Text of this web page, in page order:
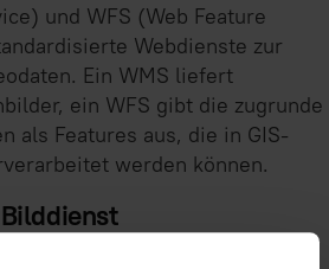
und WFS (Web Feature
Webdienste zur
Ein WMS liefert
ein WFS gibt die zugrunde
als Features aus, die in GIS-
werden können.